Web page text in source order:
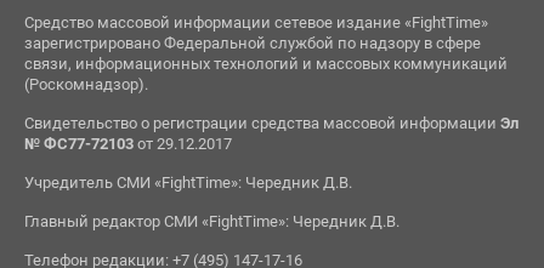
Средство массовой информации сетевое издание «FightTime»
зарегистрировано Федеральной службой по надзору в сфере
связи, информационных технологий и массовых коммуникаций
(Роскомнадзор).
Свидетельство о регистрации средства массовой информации Эл
№ ФС77-72103от 29.12.2017
Учредитель СМИ «FightTime»: Чередник Д.В.
Главный редактор СМИ «FightTime»: Чередник Д.В.
Телефон редакции: +7 (495) 147-17-16